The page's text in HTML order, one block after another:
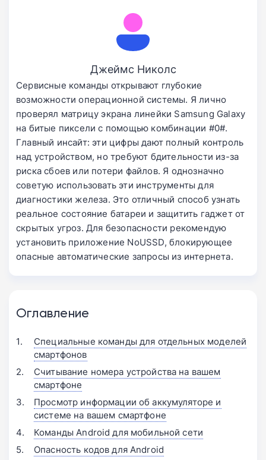
Джеймс Николс
Cервисные команды открывают глубокие
возможности операционной системы. Я лично
проверял матрицу экрана линейки Samsung Galaxy
на битые пиксели с помощью комбинации #0#.
Главный инсайт: эти цифры дают полный контроль
над устройством, но требуют бдительности из-за
риска сбоев или потери файлов. Я однозначно
советую использовать эти инструменты для
диагностики железа. Это отличный способ узнать
реальное состояние батареи и защитить гаджет от
скрытых угроз. Для безопасности рекомендую
установить приложение NoUSSD, блокирующее
опасные автоматические запросы из интернета.
Оглавление
Специальные команды для отдельных моделей
смартфонов
Считывание номера устройства на вашем
смартфоне
Просмотр информации об аккумуляторе и
системе на вашем смартфоне
Команды Android для мобильной сети
Опасность кодов для Android